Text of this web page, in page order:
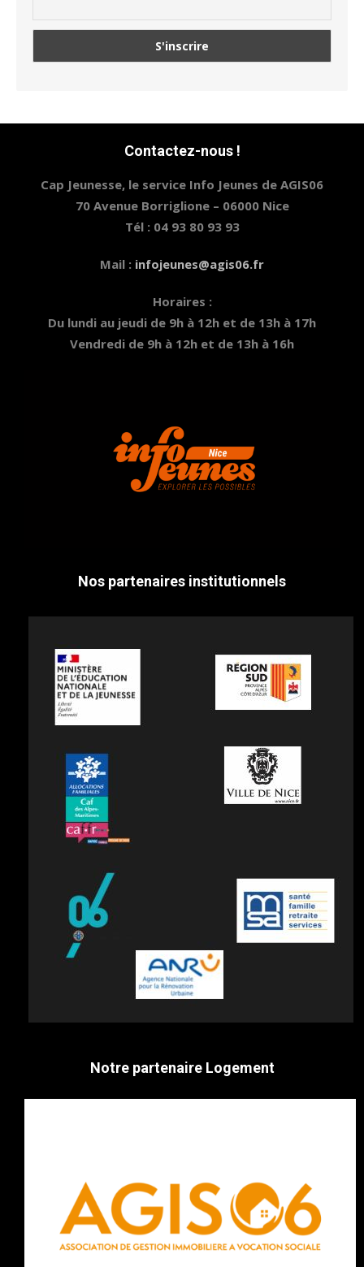
Contactez-nous !
Cap Jeunesse, le service Info Jeunes de AGIS06
70 Avenue Borriglione – 06000 Nice
Tél : 04 93 80 93 93
Mail : infojeunes@agis06.fr
Horaires :
Du lundi au jeudi de 9h à 12h et de 13h à 17h
Vendredi de 9h à 12h et de 13h à 16h
Nos partenaires institutionnels
Notre partenaire Logement